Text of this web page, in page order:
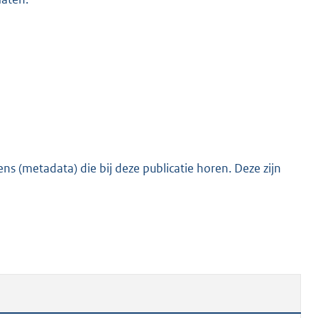
(metadata) die bij deze publicatie horen. Deze zijn